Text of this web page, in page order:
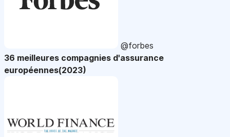
@forbes
36 meilleures compagnies d'assurance
européennes(2023)